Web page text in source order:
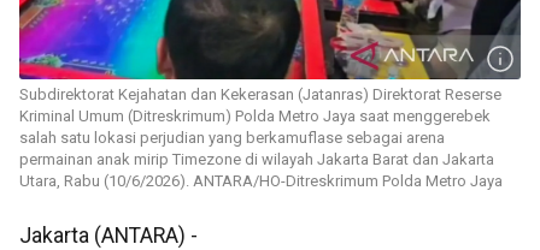
Subdirektorat Kejahatan dan Kekerasan (Jatanras) Direktorat Reserse
Kriminal Umum (Ditreskrimum) Polda Metro Jaya saat menggerebek
salah satu lokasi perjudian yang berkamuflase sebagai arena
permainan anak mirip Timezone di wilayah Jakarta Barat dan Jakarta
Utara, Rabu (10/6/2026). ANTARA/HO-Ditreskrimum Polda Metro Jaya
Jakarta (ANTARA) -